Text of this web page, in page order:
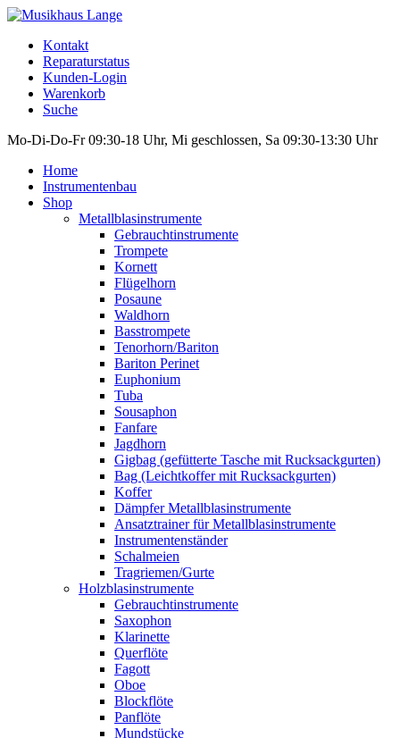
Kontakt
Reparaturstatus
Kunden-Login
Warenkorb
Suche
Mo-Di-Do-Fr 09:30-18 Uhr, Mi geschlossen, Sa 09:30-13:30 Uhr
Home
Instrumentenbau
Shop
Metallblasinstrumente
Gebrauchtinstrumente
Trompete
Kornett
Flügelhorn
Posaune
Waldhorn
Basstrompete
Tenorhorn/Bariton
Bariton Perinet
Euphonium
Tuba
Sousaphon
Fanfare
Jagdhorn
Gigbag (gefütterte Tasche mit Rucksackgurten)
Bag (Leichtkoffer mit Rucksackgurten)
Koffer
Dämpfer Metallblasinstrumente
Ansatztrainer für Metallblasinstrumente
Instrumentenständer
Schalmeien
Tragriemen/Gurte
Holzblasinstrumente
Gebrauchtinstrumente
Saxophon
Klarinette
Querflöte
Fagott
Oboe
Blockflöte
Panflöte
Mundstücke